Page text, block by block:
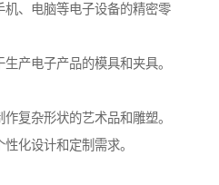
、电脑等电子设备的精密零
产电子产品的模具和夹具。
复杂形状的艺术品和雕塑。
化设计和定制需求。